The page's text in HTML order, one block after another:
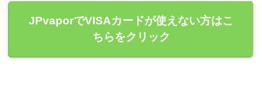
JPvaporでVISAカードが使えない方はこ
ちらをクリック